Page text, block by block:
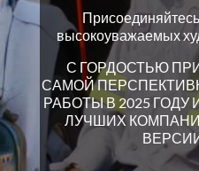
высокоуважаемых
С ГОРДОСТЬЮ
САМОЙ
РАБОТЫ В 2025 ГОДУ
ЛУЧШИХ